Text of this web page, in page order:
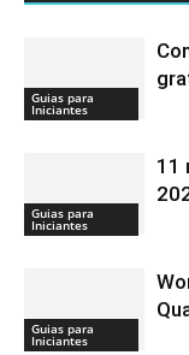
Guias para
Iniciantes
Guias para
Iniciantes
11
Guias para
Iniciantes